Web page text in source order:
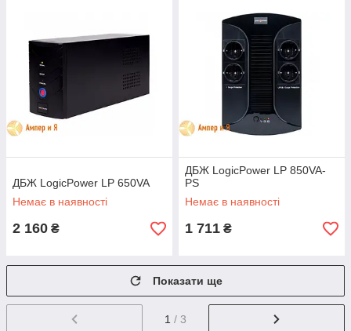
ДБЖ LogicPower LP 650VA
Немає в наявності
2 160 ₴
ДБЖ LogicPower LP 850VA-
PS
Немає в наявності
1 711 ₴
Показати ще
1 / 3